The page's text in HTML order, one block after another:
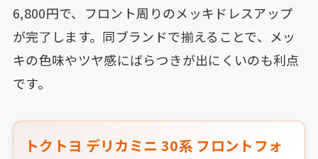
6,800円で、フロント周りのメッキドレスアップ
が完了します。同ブランドで揃えることで、メッ
キの色味やツヤ感にばらつきが出にくいのも利点
です。
トクトヨ デリカミニ 30系 フロントフォ